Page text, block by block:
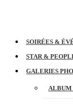
SOIRÉES &
STAR &
GALERIES
ALBUM